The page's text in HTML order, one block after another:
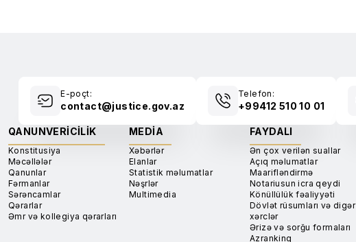
E-poçt:
contact@justice.gov.az
Telefon:
+99412 510 10 01
QANUNVERICILIK
Konstitusiya
Məcəllələr
Qanunlar
Fərmanlar
Sərəncamlar
Qərarlar
Əmr və kollegiya qərarları
MEDIA
Xəbərlər
Elanlar
Statistik məlumatlar
Nəşrlər
Multimedia
FAYDALI
Ən çox verilən suallar
Açıq məlumatlar
Maarifləndirmə
Notariusun icra qeydi
Könüllülük fəaliyyəti
Dövlət rüsumları və digər
xərclər
Ərizə və sorğu formaları
Azranking